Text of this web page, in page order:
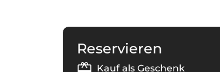
Reservieren
Kauf als Geschenk